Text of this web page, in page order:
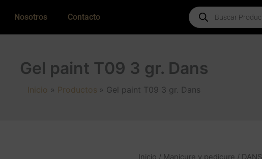
Nosotros Contacto
Products
search
Gel paint T09 3 gr. Dans
Inicio Productos Gel paint T09 3 gr. Dans
Inicio / Manicure y pedicure / DANS